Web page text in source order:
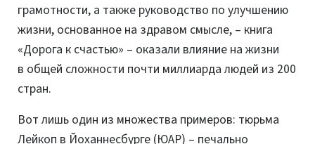
грамотности, а также руководство по улучшению
жизни, основанное на здравом смысле, – книга
«Дорога к счастью» – оказали влияние на жизни
в общей сложности почти миллиарда людей из 200
стран.
Вот лишь один из множества примеров: тюрьма
Лейкоп в Йоханнесбурге (ЮАР) – печально